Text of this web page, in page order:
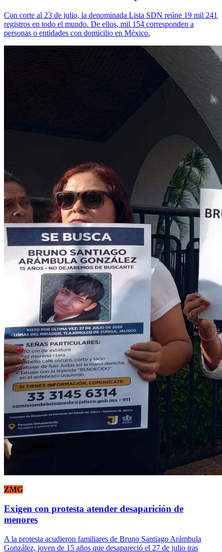
Con corte al 23 de julio, la denominada Lista SDN reúne 19 mil 241
registros en todo el mundo. De ellos, mil 154 corresponden a
personas o entidades con domicilio en México.
ZMG
Exigen con protesta atender desaparición de
menores
A la protesta acudieron familiares de Bruno Santiago Arámbula
González, joven de 15 años que desapareció el 27 de julio tras